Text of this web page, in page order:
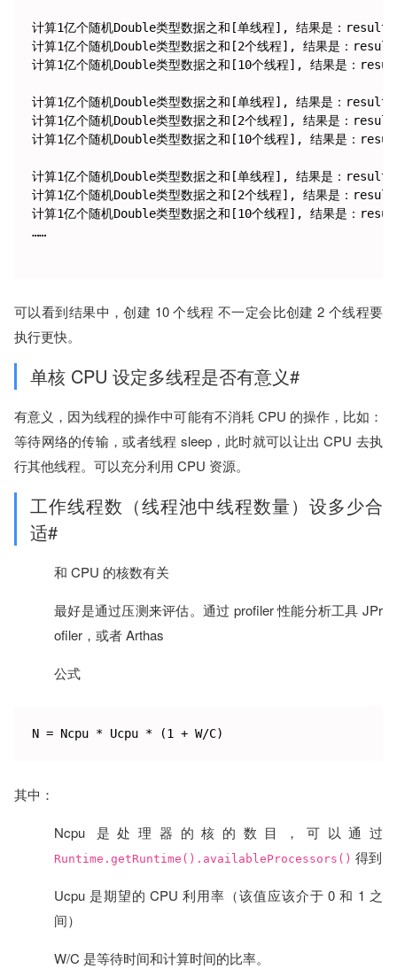
计算1亿个随机Double类型数据之和[单线程], 结果是：
计算1亿个随机Double类型数据之和[2个线程], 结果是：
计算1亿个随机Double类型数据之和[10个线程], 结果是：
计算1亿个随机Double类型数据之和[单线程], 结果是：
计算1亿个随机Double类型数据之和[2个线程], 结果是：
计算1亿个随机Double类型数据之和[10个线程], 结果是：
计算1亿个随机Double类型数据之和[单线程], 结果是：
计算1亿个随机Double类型数据之和[2个线程], 结果是：
计算1亿个随机Double类型数据之和[10个线程], 结果是：
……
可以看到结果中，创建 10 个线程 不一定会比创建 2 个线程要
执行更快。
单核 CPU 设定多线程是否有意义#
有意义，因为线程的操作中可能有不消耗 CPU 的操作，比如：
等待网络的传输，或者线程 sleep，此时就可以让出 CPU 去执
行其他线程。可以充分利用 CPU 资源。
工作线程数（线程池中线程数量）设多少合
适#
和 CPU 的核数有关
最好是通过压测来评估。通过 profiler 性能分析工具 JPr
ofiler，或者 Arthas
公式
其中：
Ncpu 是处理器的核的数目，可以通过
Runtime.getRuntime().availableProcessors() 得到
Ucpu 是期望的 CPU 利用率（该值应该介于 0 和 1 之
间）
W/C 是等待时间和计算时间的比率。